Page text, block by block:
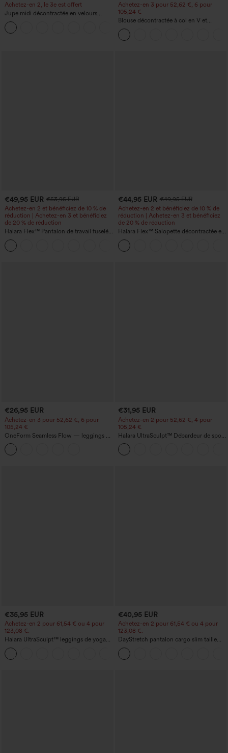
Achetez-en 2, le 3e est offert
Jupe midi décontractée en velours
côtelé, taille mi-haute, poches avant
latérales à rabat
Achetez-en 3 pour 52,62 €, 6 pour
105,24 €
Blouse décontractée à col en V et
manches courtes bouffantes
€49,95 EUR €53,95 EUR
Achetez-en 2 et bénéficiez de 10 % de
réduction | Achetez-en 3 et bénéficiez
de 20 % de réduction
Halara Flex™ Pantalon de travail fuselé,
uni, taille haute, avec poches
€44,95 EUR €49,95 EUR
Achetez-en 2 et bénéficiez de 10 % de
réduction | Achetez-en 3 et bénéficiez
de 20 % de réduction
Halara Flex™ Salopette décontractée en
denim lavé à encolure en V avec poche
€26,95 EUR
Achetez-en 3 pour 52,62 €, 6 pour
105,24 €
OneForm Seamless Flow — leggings de
yoga sans coutures, taille mi-haute, effet
gainant pour le ventre et liftant pour les
fesses
€31,95 EUR
Achetez-en 2 pour 52,62 €, 4 pour
105,24 €
Halara UltraSculpt™ Débardeur de sport
à col rond et ourlet arrondi
€35,95 EUR
Achetez-en 2 pour 61,54 € ou 4 pour
123,08 €.
Halara UltraSculpt™ leggings de yoga
taille haute, gainants avec contrôle du
ventre, coupe bootcut, à poches
€40,95 EUR
Achetez-en 2 pour 61,54 € ou 4 pour
123,08 €.
DayStretch pantalon cargo slim taille
haute, poches zippées, uni